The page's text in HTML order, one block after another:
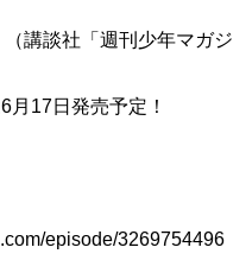
講談社「週刊少年マガジ
月17日発売予定！
episode/3269754496